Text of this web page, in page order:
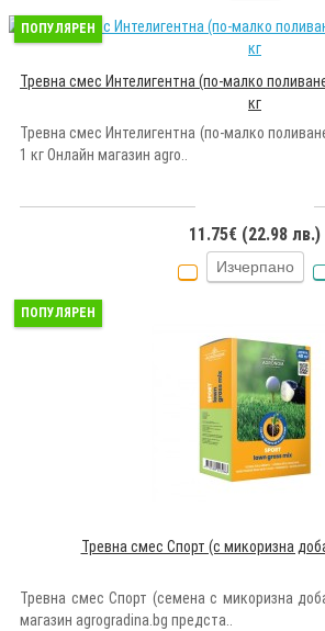
ПОПУЛЯРЕН
Тревна смес Интелигентна (по-малко
кг
Тревна смес Интелигентна (по-малко
1 кг Онлайн магазин agro..
11.75€ (22.98 лв.)
Изчерпано
ПОПУЛЯРЕН
Тревна смес Спорт (с микоризна
Тревна смес Спорт (семена с микоризна
магазин agrogradina.bg предста..